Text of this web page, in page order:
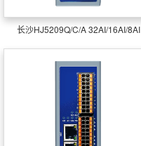
长沙HJ5209Q/C/A 32AI/16AI/8AI